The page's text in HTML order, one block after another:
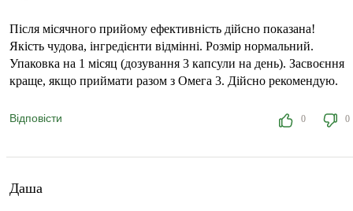
Після місячного прийому ефективність дійсно показана!
Якість чудова, інгредієнти відмінні. Розмір нормальний.
Упаковка на 1 місяц (дозування 3 капсули на день). Засвоєння
краще, якщо приймати разом з Омега 3. Дійсно рекомендую.
Відповісти 0 0
Даша